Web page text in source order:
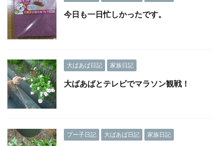
今日も一日忙しかったです。
大ばあば日記 家族日記
大ばあばとテレビでマラソン観戦！
プー子日記 大ばあば日記 家族日記